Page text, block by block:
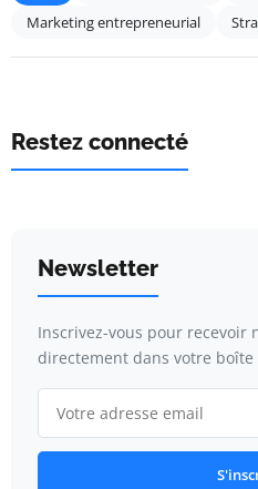
Marketing entrepreneurial
Restez connecté
Newsletter
Inscrivez-vous pour recevoir
directement dans votre boîte